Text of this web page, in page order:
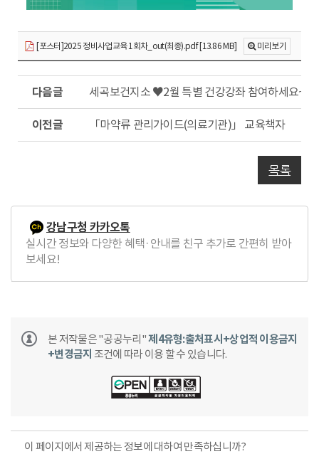
[포스터]2025 정비사업교육 1회차_out(최종).pdf [13.86 MB] 미리보기
글
세곡보건지소 ♥2월 특별 건강강좌 참여하세요~!(
글
「마약류 관리가이드(의료기관)」 교육책자
목록
강남구청 카카오톡
실시간 정보와 다양한 혜택·안내를 친구 추가로 간편히 받아
보세요!
본 저작물은 "공공누리"제4유형:출처표시+상업적 이용금지
+변경금지 조건에 따라 이용 할 수 있습니다.
이 페이지에서 제공하는 정보에 대하여 만족하십니까?